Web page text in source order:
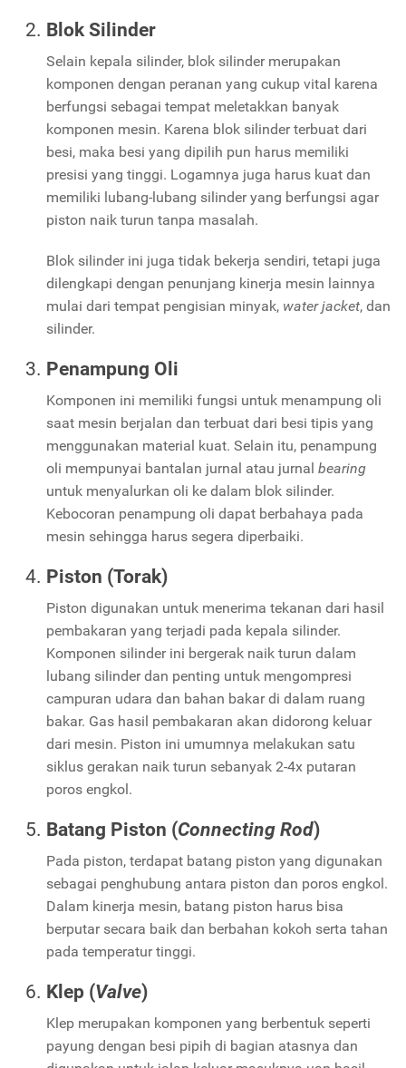
Blok Silinder
Selain kepala silinder, blok silinder merupakan
komponen dengan peranan yang cukup vital karena
berfungsi sebagai tempat meletakkan banyak
komponen mesin. Karena blok silinder terbuat dari
besi, maka besi yang dipilih pun harus memiliki
presisi yang tinggi. Logamnya juga harus kuat dan
memiliki lubang-lubang silinder yang berfungsi agar
piston naik turun tanpa masalah.
Blok silinder ini juga tidak bekerja sendiri, tetapi juga
dilengkapi dengan penunjang kinerja mesin lainnya
mulai dari tempat pengisian minyak, water jacket, dan
silinder.
Penampung Oli
Komponen ini memiliki fungsi untuk menampung oli
saat mesin berjalan dan terbuat dari besi tipis yang
menggunakan material kuat. Selain itu, penampung
oli mempunyai bantalan jurnal atau jurnal bearing
untuk menyalurkan oli ke dalam blok silinder.
Kebocoran penampung oli dapat berbahaya pada
mesin sehingga harus segera diperbaiki.
Piston (Torak)
Piston digunakan untuk menerima tekanan dari hasil
pembakaran yang terjadi pada kepala silinder.
Komponen silinder ini bergerak naik turun dalam
lubang silinder dan penting untuk mengompresi
campuran udara dan bahan bakar di dalam ruang
bakar. Gas hasil pembakaran akan didorong keluar
dari mesin. Piston ini umumnya melakukan satu
siklus gerakan naik turun sebanyak 2-4x putaran
poros engkol.
Batang Piston (Connecting Rod)
Pada piston, terdapat batang piston yang digunakan
sebagai penghubung antara piston dan poros engkol.
Dalam kinerja mesin, batang piston harus bisa
berputar secara baik dan berbahan kokoh serta tahan
pada temperatur tinggi.
Klep (Valve)
Klep merupakan komponen yang berbentuk seperti
payung dengan besi pipih di bagian atasnya dan